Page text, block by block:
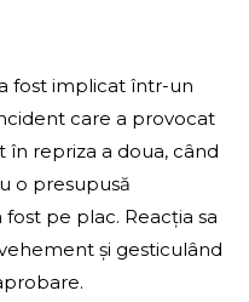
fost implicat într-un
care a provocat
în repriza a doua, când
o presupusă
pe plac. Reacția sa
și gesticulând